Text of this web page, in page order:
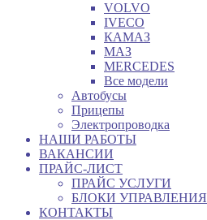
VOLVO
IVECO
КАМАЗ
МАЗ
MERCEDES
Все модели
Автобусы
Прицепы
Электропроводка
НАШИ РАБОТЫ
ВАКАНСИИ
ПРАЙС-ЛИСТ
ПРАЙС УСЛУГИ
БЛОКИ УПРАВЛЕНИЯ
КОНТАКТЫ